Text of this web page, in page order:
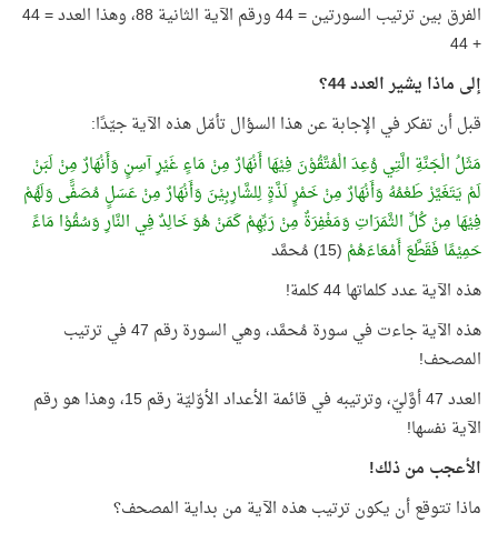
الفرق بين ترتيب السورتين = 44 ورقم الآية الثانية 88، وهذا العدد = 44
+ 44
إلى ماذا يشير العدد 44؟
قبل أن تفكر في الإجابة عن هذا السؤال تأمّل هذه الآية جيّدًا:
مَثَلُ الْجَنَّةِ الَّتِي وُعِدَ الْمُتَّقُوْنَ فِيْهَا أَنْهَارٌ مِنْ مَاءٍ غَيْرِ آسِنٍ وَأَنْهَارٌ مِنْ لَبَنْ
لَمْ يَتَغَيَّرْ طَعْمُهُ وَأَنْهَارٌ مِنْ خَمْرٍ لَذَّةٍ لِلشَّارِبِيْنَ وَأَنْهَارٌ مِنْ عَسَلٍ مُصَفًّى وَلَهُمْ
فِيْهَا مِنْ كُلِّ الثَّمَرَاتِ وَمَغْفِرَةٌ مِنْ رَبِّهِمْ كَمَنْ هُوَ خَالِدٌ فِي النَّارِ وَسُقُوْا مَاءً
حَمِيْمًا فَقَطَّعَ أَمْعَاءَهُمْ (15) مُحمَّد
هذه الآية عدد كلماتها 44 كلمة!
هذه الآية جاءت في سورة مُحمَّد، وهي السورة رقم 47 في ترتيب
المصحف!
العدد 47 أوَّليّ، وترتيبه في قائمة الأعداد الأوّليّة رقم 15، وهذا هو رقم
الآية نفسها!
الأعجب من ذلك!
ماذا تتوقع أن يكون ترتيب هذه الآية من بداية المصحف؟